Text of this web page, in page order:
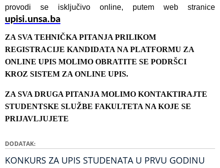
provodi se isključivo online, putem web stranice
upisi.unsa.ba
ZA SVA TEHNIČKA PITANJA PRILIKOM
REGISTRACIJE KANDIDATA NA PLATFORMU ZA
ONLINE UPIS MOLIMO OBRATITE SE PODRŠCI
KROZ SISTEM ZA ONLINE UPIS.
ZA SVA DRUGA PITANJA MOLIMO KONTAKTIRAJTE
STUDENTSKE SLUŽBE FAKULTETA NA KOJE SE
PRIJAVLJUJETE
DODATAK
KONKURS ZA UPIS STUDENATA U PRVU GODINU